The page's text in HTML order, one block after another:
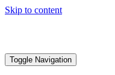
Skip to content
Toggle Navigation